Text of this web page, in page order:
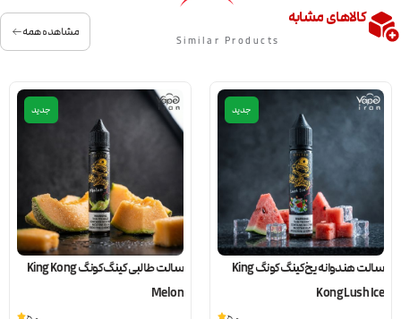
کالاهای مشابه
Similar Products
مشاهده همه
جدید
سالت هندوانه یخ کینگ کونگ King
Kong Lush Ice
جدید
سالت طالبی کینگ کونگ King Kong
Melon